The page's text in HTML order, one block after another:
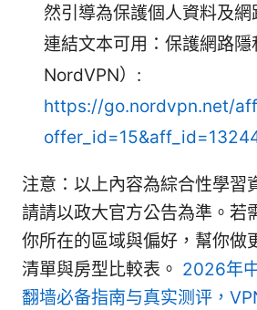
然引導為保護個人資料及網
連結文本可用：保護網路
NordVPN）:
https://go.nordvpn.net/
注意：以上內容為綜合性學習
請請以政大官方公告為準。若
你所在的區域與偏好，幫你做
清單與房型比較表。 2026年
翻墙必备指南与真实测评，